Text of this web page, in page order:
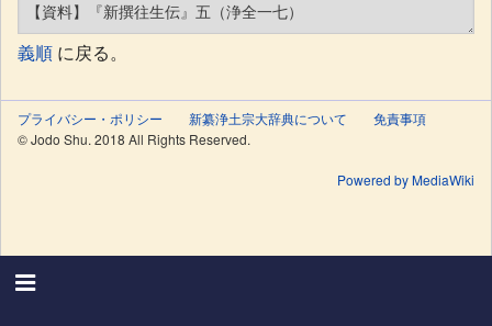
義順 に戻る。
プライバシー・ポリシー 新纂浄土宗大辞典について
免責事項
© Jodo Shu. 2018 All Rights Reserved.
Powered by MediaWiki